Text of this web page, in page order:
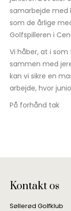
samarbejde med
som de årlige
Golfspilleren i
Vi håber, at i
sammen med
kan vi sikre en
arbejde, hvor
På forhånd tak
Kontakt os
Søllerød Golfklub